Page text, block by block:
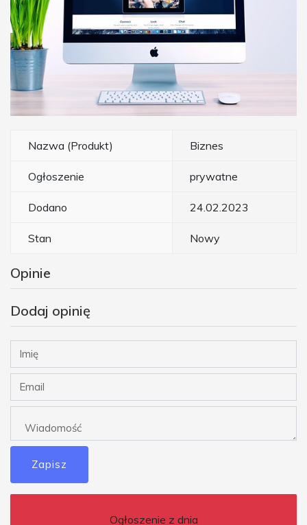
Nazwa (Produkt) Biznes
Ogłoszenie prywatne
Dodano 24.02.2023
Stan Nowy
Opinie
Dodaj opinię
Zapisz
Ogłoszenie z dnia